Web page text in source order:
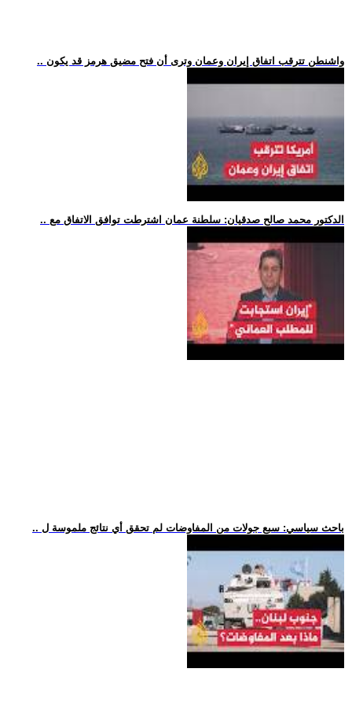
.. واشنطن تترقب اتفاق إيران وعمان وترى أن فتح مضيق هرمز قد يكون
.. الدكتور محمد صالح صدقيان: سلطنة عمان اشترطت توافق الاتفاق مع
.. باحث سياسي: سبع جولات من المفاوضات لم تحقق أي نتائج ملموسة ل